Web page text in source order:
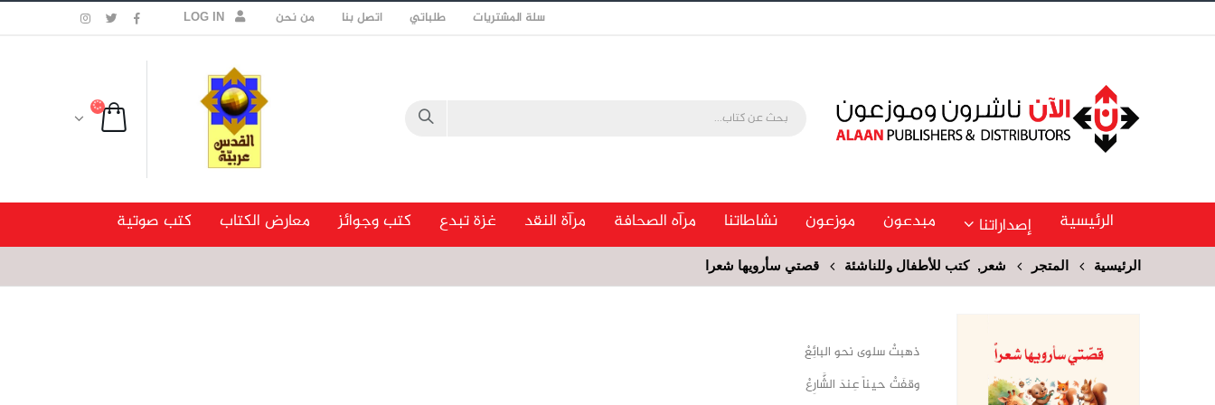
سلة المشتريات طلباتي اتصل بنا من نحن LOG IN
الرئيسية إصداراتنا مبدعون موزعون نشاطاتنا مرآه الصحافة مرآة النقد غزة تبدع كتب وجوائز معارض الكتاب كتب صوتية
الرئيسية المتجر شعر , كتب للأطفال وللناشئة قصتي سأرويها شعرا
ذهبتْ سلوى نحو البائِعْ
وقفَتْ حيناً عِندَ الشَّارِعْ